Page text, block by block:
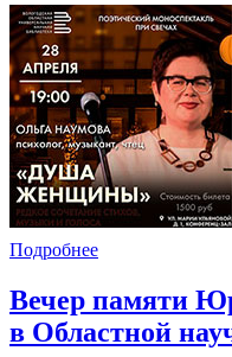
Подробнее
Вечер памяти
в Областной